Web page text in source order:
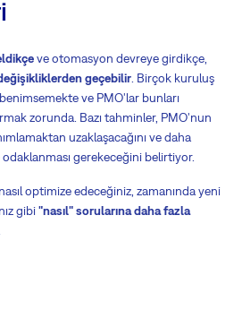
ve otomasyon devreye girdikçe,
geçebilir . Birçok kuruluş
benimsemekte ve PMO'lar bunları
zorunda. Bazı tahminler, PMO'nun
uzaklaşacağını ve daha
gerekeceğini belirtiyor.
optimize edeceğiniz, zamanında yeni
gibi"nasıl" sorularına daha fazla